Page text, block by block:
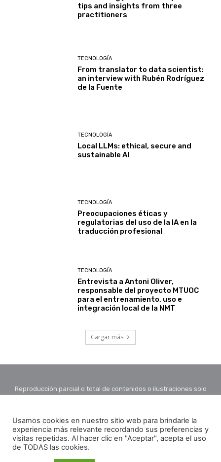
tips and insights from three
practitioners
TECNOLOGÍA
From translator to data scientist:
an interview with Rubén Rodríguez
de la Fuente
TECNOLOGÍA
Local LLMs: ethical, secure and
sustainable AI
TECNOLOGÍA
Preocupaciones éticas y
regulatorias del uso de la IA en la
traducción profesional
TECNOLOGÍA
Entrevista a Antoni Oliver,
responsable del proyecto MTUOC
para el entrenamiento, uso e
integración local de la NMT
Cargar más
Reproducción parcial o total de contenidos o ilustraciones solo
Usamos cookies en nuestro sitio web para brindarle la
experiencia más relevante recordando sus preferencias y
visitas repetidas. Al hacer clic en "Aceptar", acepta el uso
de TODAS las cookies.